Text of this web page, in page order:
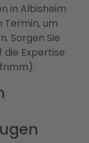
in Albisheim
Termin, um
Sorgen Sie
die Expertise